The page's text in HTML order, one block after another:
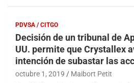
PDVSA / CITGO
Decisión de un tribunal de
UU. permite que Crystallex
intención de subastar las
octubre 1, 2019 Maibort Petit